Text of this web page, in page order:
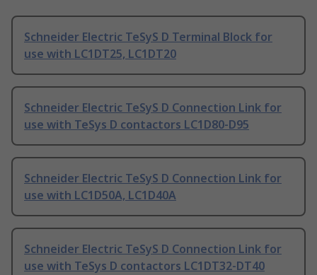
Schneider Electric TeSyS D Terminal Block for
use with LC1DT25, LC1DT20
Schneider Electric TeSyS D Connection Link for
use with TeSys D contactors LC1D80-D95
Schneider Electric TeSyS D Connection Link for
use with LC1D50A, LC1D40A
Schneider Electric TeSyS D Connection Link for
use with TeSys D contactors LC1DT32-DT40